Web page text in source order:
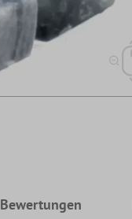
Bewertungen